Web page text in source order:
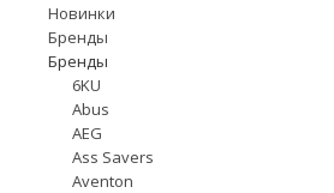
Новинки
Бренды
Бренды
6KU
Abus
AEG
Ass Savers
Aventon